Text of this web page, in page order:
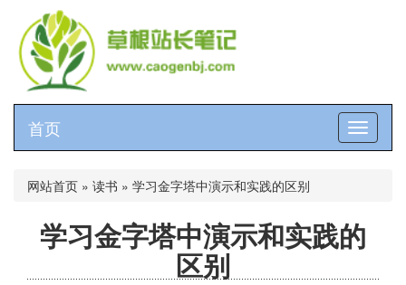
切
换
首页
网站首页 » 读书 » 学习金字塔中演示和实践的区别
学习金字塔中演示和实践的
区别